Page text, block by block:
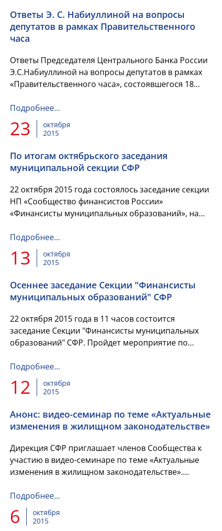
Ответы Э. С. Набиуллиной на вопросы
депутатов в рамках Правительственного
часа
Ответы Председателя Центрального Банка России
Э.С.Набиуллиной на вопросы депутатов в рамках
«Правительственного часа», состоявшегося 18
Подробнее…
23
октября
2015
По итогам октябрьского заседания
муниципальной секции СФР
22 октября 2015 года состоялось заседание секции
НП «Сообщество финансистов России»
«Финансисты муниципальных образований», на
изменения законодательства, касающиеся ...
Подробнее…
13
октября
2015
Осеннее заседание Секции "Финансисты
муниципальных образований" СФР
22 октября 2015 года в 11 часов состоится
заседание Секции "Финансисты муниципальных
образований" СФР. Пройдет мероприятие по
экономики города.
Подробнее…
12
октября
2015
Анонс: видео-семинар по теме «Актуальные
изменения в жилищном законодательстве»
Дирекция СФР приглашает членов Сообщества к
участию в видео-семинаре по теме «Актуальные
изменения в жилищном законодательстве».
Подробнее…
6
октября
2015